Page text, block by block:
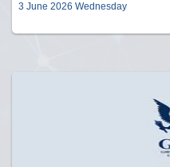
3 June 2026 Wednesday